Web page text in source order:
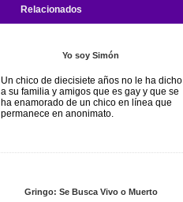
Relacionados
Yo soy Simón
Un chico de diecisiete años no le ha dicho
a su familia y amigos que es gay y que se
ha enamorado de un chico en línea que
permanece en anonimato.
Gringo: Se Busca Vivo o Muerto